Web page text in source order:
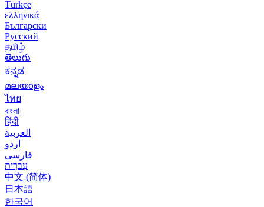
Türkçe
ελληνικά
Български
Русский
தமிழ்
తెలుగు
ಕನ್ನಡ
മലയാളം
ไทย
বাংলা
हिंदी
العربية
اردو
فارسی
עִברִית
中文 (简体)
日本語
한국어